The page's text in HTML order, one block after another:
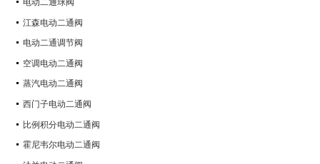
电动二通球阀
江森电动二通阀
电动二通调节阀
空调电动二通阀
蒸汽电动二通阀
西门子电动二通阀
比例积分电动二通阀
霍尼韦尔电动二通阀